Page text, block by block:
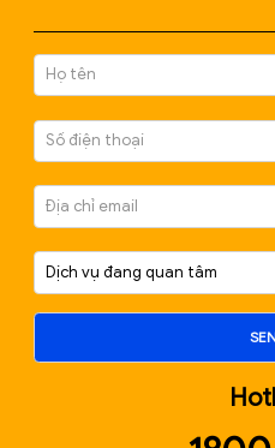
THÀNH LẬP DOANH
PHÁP LÝ, KẾ TOÁN,
Tháng 6 6, 2025
ĐĂNG KÝ ĐỂ